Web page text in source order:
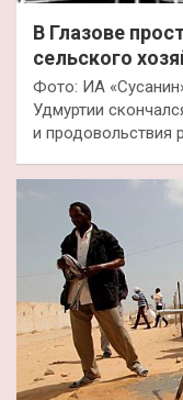
В Глазове
сельского
Фото: ИА
Удмуртии
и продовольствия